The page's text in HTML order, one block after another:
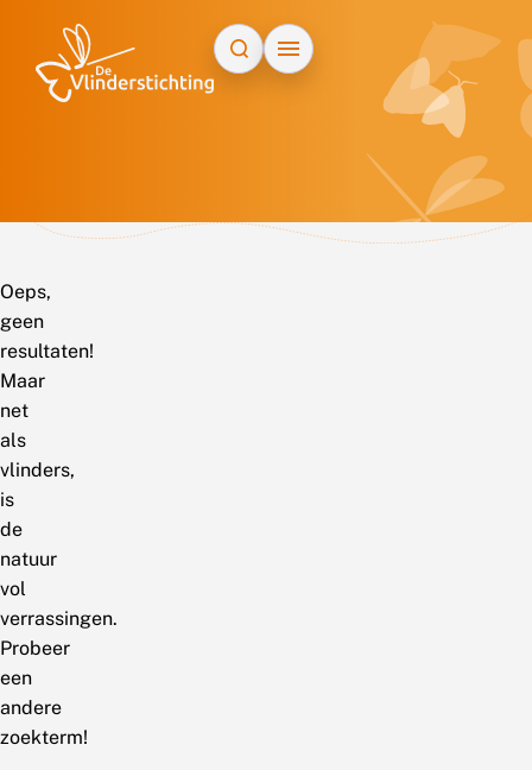
Oeps,
geen
resultaten!
Maar
net
als
vlinders,
is
de
natuur
vol
verrassingen.
Probeer
een
andere
zoekterm!